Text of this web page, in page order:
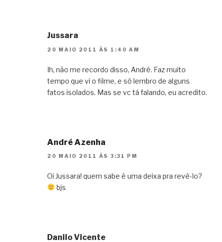
Jussara
20 MAIO 2011 ÀS 1:40 AM
Ih, não me recordo disso, André. Faz muito
tempo que vi o filme, e só lembro de alguns
fatos isolados. Mas se vc tá falando, eu acredito.
André Azenha
20 MAIO 2011 ÀS 3:31 PM
Oi Jussara! quem sabe é uma deixa pra revê-lo?
bjs
Danilo Vicente